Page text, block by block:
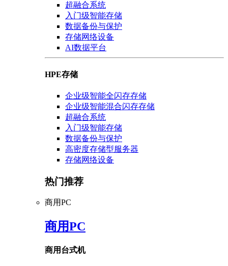
超融合系统
入门级智能存储
数据备份与保护
存储网络设备
AI数据平台
HPE存储
企业级智能全闪存存储
企业级智能混合闪存存储
超融合系统
入门级智能存储
数据备份与保护
高密度存储型服务器
存储网络设备
热门推荐
商用PC
商用PC
商用台式机